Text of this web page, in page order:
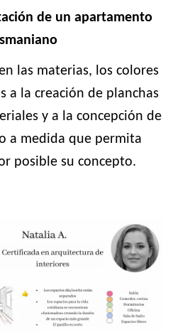
de un apartamento
las materias, los colores
a la creación de planchas
y a la concepción de
a medida que permita
posible su concepto.